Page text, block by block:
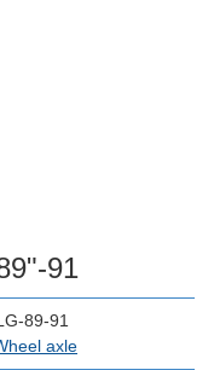
91
89-91
axle